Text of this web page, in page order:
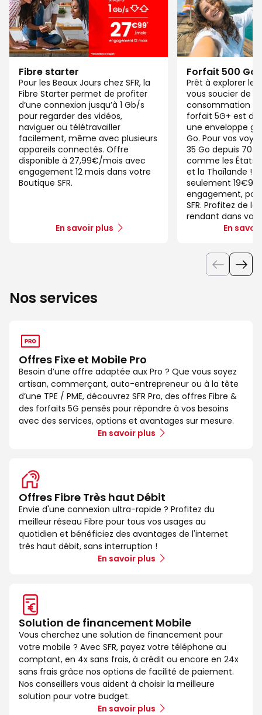
Fibre starter
Pour les Beaux Jours chez SFR, la
Fibre Starter permet de profiter
d’une connexion jusqu’à 1 Gb/s
pour regarder des vidéos,
naviguer ou télétravailler
facilement, même avec plusieurs
appareils connectés. Offre
disponible à 27,99€/mois avec
engagement 12 mois dans votre
Boutique SFR.
En savoir plus
Forfait 500 Go
Prêt à explorer le
vous soucier de
consommation
forfait 5G+ est
une enveloppe
Go. Pour vos
35 Go depuis 70
comme les États-
et la Thaïlande !
seulement
engagement,
SFR. Profitez de
rendant dans
En
Nos services
Offres Fixe et Mobile Pro
Besoin d’une offre adaptée aux Pro ? Que vous soyez
artisan, commerçant, auto-entrepreneur ou à la tête
d’une TPE / PME, découvrez SFR Pro, des offres Fibre &
des forfaits 5G pensés pour répondre à vos besoins
avec des services, options et avantages sur mesure.
En savoir plus
Offres Fibre Très haut Débit
Envie d'une connexion ultra-rapide ? Profitez du
meilleur réseau Fibre pour tous vos usages au
quotidien et bénéficiez des avantages de l'internet
très haut débit, sans interruption !
En savoir plus
Solution de financement Mobile
Vous cherchez une solution de financement pour
votre mobile ? Avec SFR, payez votre téléphone au
comptant, en 4x sans frais, à crédit ou encore en 24x
sans frais grâce nos options de facilité de paiement.
Nos conseillers vous aident à choisir la meilleure
solution pour votre budget.
En savoir plus